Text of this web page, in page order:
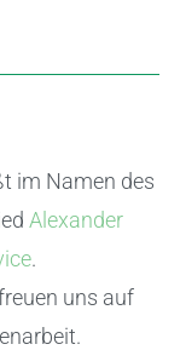
im Namen des
Alexander
.
uns auf